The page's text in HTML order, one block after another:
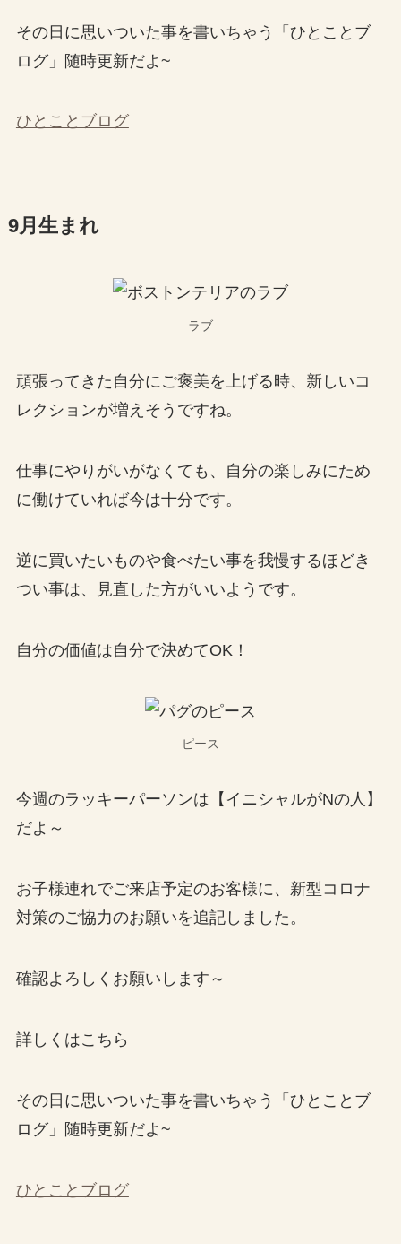
その日に思いついた事を書いちゃう「ひとことブ
ログ」随時更新だよ~
ひとことブログ
9月生まれ
ラブ
頑張ってきた自分にご褒美を上げる時、新しいコ
レクションが増えそうですね。
仕事にやりがいがなくても、自分の楽しみにため
に働けていれば今は十分です。
逆に買いたいものや食べたい事を我慢するほどき
つい事は、見直した方がいいようです。
自分の価値は自分で決めてOK！
ピース
今週のラッキーパーソンは【イニシャルがNの人】
だよ～
お子様連れでご来店予定のお客様に、新型コロナ
対策のご協力のお願いを追記しました。
確認よろしくお願いします～
詳しくはこちら
その日に思いついた事を書いちゃう「ひとことブ
ログ」随時更新だよ~
ひとことブログ